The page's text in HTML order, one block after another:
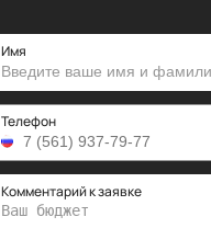
Имя
Телефон
Комментарий к заявке